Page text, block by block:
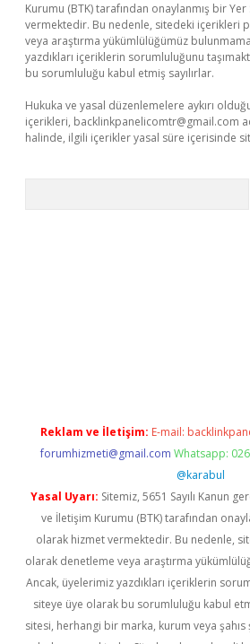
Kurumu (BTK) tarafından onaylanmış bir Yer
vermektedir. Bu nedenle, sitedeki içerikleri
veya araştırma yükümlülüğümüz
yazdıkları içeriklerin sorumluluğunu
bu sorumluluğu kabul etmiş sayılırlar.
Hukuka ve yasal düzenlemelere aykırı
içerikleri, backlinkpanelicomtr@gmail.com
halinde, ilgili içerikler yasal süre içerisinde
Reklam ve İletişim: E-mail:
forumhizmeti@gmail.com Whatsapp:
@karabul
Yasal Uyarı: Sitemiz, 5651 Sayılı Kanun
ve İletişim Kurumu (BTK) tarafından
olarak hizmet vermektedir. Bu nedenle,
olarak denetleme veya araştırma
Ancak, üyelerimiz yazdıkları içeriklerin
siteye üye olarak bu sorumluluğu kabul
sitesi, herhangi bir marka, kurum veya şahıs